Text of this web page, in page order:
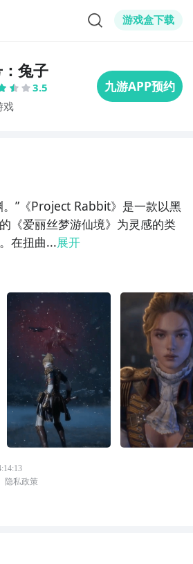
游戏盒下载
兔子
3.5
戏
。”《Project Rabbit》是一款以黑
《爱丽丝梦游仙境》为灵感的类
在扭曲...展开
隐私政策